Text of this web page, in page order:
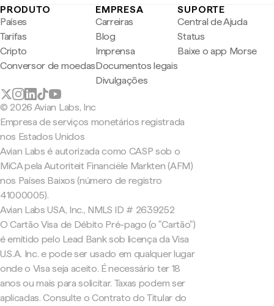
PRODUTO
Países
Tarifas
Cripto
Conversor de moedas
EMPRESA
Carreiras
Blog
Imprensa
Documentos legais
Divulgações
SUPORTE
Central de Ajuda
Status
Baixe o app Morse
© 2026 Avian Labs, Inc
Empresa de serviços monetários registrada
nos Estados Unidos
Avian Labs é autorizada como CASP sob o
MiCA pela Autoriteit Financiële Markten (AFM)
nos Países Baixos (número de registro
41000005).
Avian Labs USA, Inc., NMLS ID # 2639252
O Cartão Visa de Débito Pré-pago (o "Cartão")
é emitido pelo Lead Bank sob licença da Visa
U.S.A. Inc. e pode ser usado em qualquer lugar
onde o Visa seja aceito. É necessário ter 18
anos ou mais para solicitar. Taxas podem ser
aplicadas. Consulte o Contrato do Titular do